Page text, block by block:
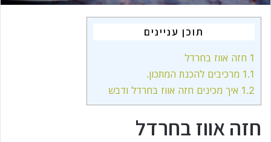
תוכן עניינים
1 חזה אווז בחרדל
1.1 מרכיבים להכנת המתכון.
1.2 איך מכינים חזה אווז בחרדל ודבש
חזה אווז בחרדל